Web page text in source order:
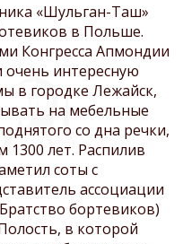
«Шульган-Таш»
в Польше.
Конгресса Апмондии
очень интересную
в городке Лежайск,
на мебельные
со дна речки,
1300 лет. Распилив
соты с
ассоциации
бортевиков)
в которой